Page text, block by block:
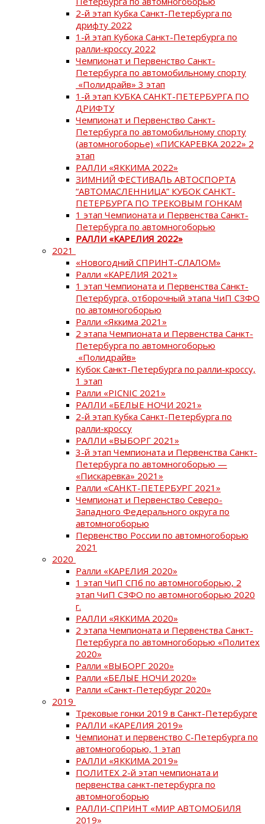
2-й этап Кубка Санкт-Петербурга по
дрифту 2022
1-й этап Кубока Санкт-Петербурга по
ралли-кроссу 2022
Чемпионат и Первенство Санкт-
Петербурга по автомобильному спорту
«Полидрайв» 3 этап
1-й этап КУБКА САНКТ-ПЕТЕРБУРГА ПО
ДРИФТУ
Чемпионат и Первенство Санкт-
Петербурга по автомобильному спорту
(автомногоборье) «ПИСКАРЕВКА 2022» 2
этап
РАЛЛИ «ЯККИМА 2022»
ЗИМНИЙ ФЕСТИВАЛЬ АВТОСПОРТА
“АВТОМАСЛЕННИЦА” КУБОК САНКТ-
ПЕТЕРБУРГА ПО ТРЕКОВЫМ ГОНКАМ
1 этап Чемпионата и Первенства Санкт-
Петербурга по автомногоборью
РАЛЛИ «КАРЕЛИЯ 2022»
2021
«Новогодний СПРИНТ-СЛАЛОМ»
Ралли «КАРЕЛИЯ 2021»
1 этап Чемпионата и Первенства Санкт-
Петербурга, отборочный этапа ЧиП СЗФО
по автомногоборью
Ралли «Яккима 2021»
2 этапа Чемпионата и Первенства Санкт-
Петербурга по автомногоборью
«Полидрайв»
Кубок Санкт-Петербурга по ралли-кроссу,
1 этап
Ралли «PICNIC 2021»
РАЛЛИ «БЕЛЫЕ НОЧИ 2021»
2-й этап Кубка Санкт-Петербурга по
ралли-кроссу
РАЛЛИ «ВЫБОРГ 2021»
3-й этап Чемпионата и Первенства Санкт-
Петербурга по автомногоборью —
«Пискаревка» 2021»
Ралли «САНКТ-ПЕТЕРБУРГ 2021»
Чемпионат и Первенство Северо-
Западного Федерального округа по
автомногоборью
Первенство России по автомногоборью
2021
2020
Ралли «КАРЕЛИЯ 2020»
1 этап ЧиП СПб по автомногоборью, 2
этап ЧиП СЗФО по автомногоборью 2020
г.
РАЛЛИ «ЯККИМА 2020»
2 этапа Чемпионата и Первенства Санкт-
Петербурга по автомногоборью «Политех
2020»
Ралли «ВЫБОРГ 2020»
Ралли «БЕЛЫЕ НОЧИ 2020»
Ралли «Санкт-Петербург 2020»
2019
Трековые гонки 2019 в Санкт-Петербурге
РАЛЛИ «КАРЕЛИЯ 2019»
Чемпионат и первенство С-Петербурга по
автомногоборью, 1 этап
РАЛЛИ «ЯККИМА 2019»
ПОЛИТЕХ 2-й этап чемпионата и
первенства санкт-петербурга по
автомногоборью
РАЛЛИ-СПРИНТ «МИР АВТОМОБИЛЯ
2019»